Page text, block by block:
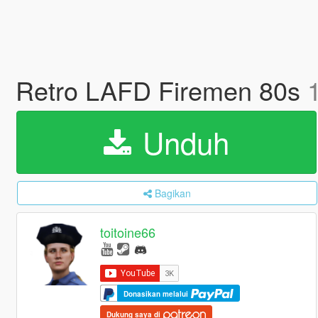
Retro LAFD Firemen 80s
Unduh
Bagikan
toitoine66
Donasikan melalui
Dukung saya di